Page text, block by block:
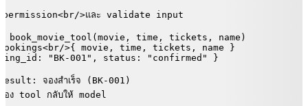
>และ validate input
book_movie_tool(movie, time, tickets, name)
>{ movie, time, tickets, name }
"BK-001", status: "confirmed" }
จองสำเร็จ (BK-001)
ง tool กลับให้ model